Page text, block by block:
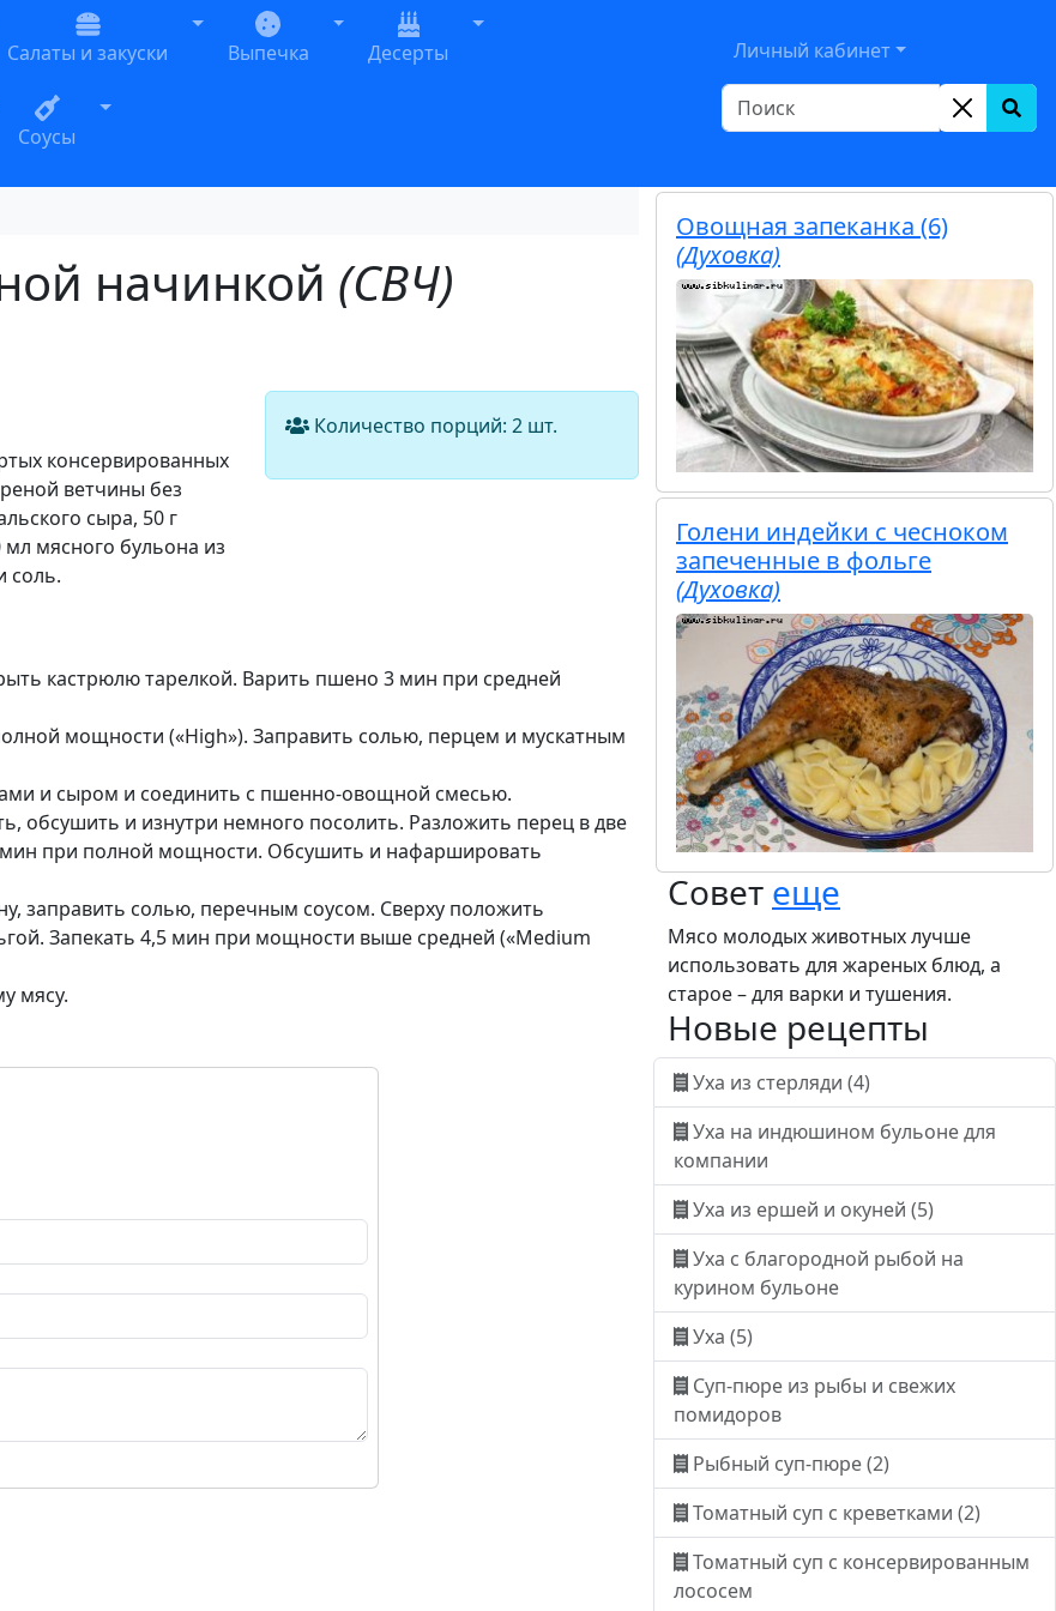
Dropdown
Салаты и закуски
Toggle Dropdown
Выпечка
Toggle Dropdown
Десерты
Toggle Dropdown
Dropdown
Соусы
Toggle Dropdown
Личный кабинет
начинкой (СВЧ)
консервированных
ветчины без
сыра, 50 г
мл мясного бульона из
соль.
Количество порций: 2 шт.
кастрюлю тарелкой. Варить пшено 3 мин при средней
мощности («High»). Заправить солью, перцем и мускатным
и сыром и соединить с пшенно-овощной смесью.
обсушить и изнутри немного посолить. Разложить перец в две
при полной мощности. Обсушить и нафаршировать
заправить солью, перечным соусом. Сверху положить
Запекать 4,5 мин при мощности выше средней («Medium
мясу.
Овощная запеканка (6)
(Духовка)
Голени индейки с чесноком
запеченные в фольге
(Духовка)
Совет еще
Мясо молодых животных лучше
использовать для жареных блюд, а
старое – для варки и тушения.
Новые рецепты
Уха из стерляди (4)
Уха на индюшином бульоне для
компании
Уха из ершей и окуней (5)
Уха с благородной рыбой на
курином бульоне
Уха (5)
Суп-пюре из рыбы и свежих
помидоров
Рыбный суп-пюре (2)
Томатный суп с креветками (2)
Томатный суп с консервированным
лососем